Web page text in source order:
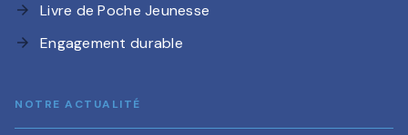
arrow_forward Livre de Poche Jeunesse
arrow_forward Engagement durable
NOTRE ACTUALITÉ